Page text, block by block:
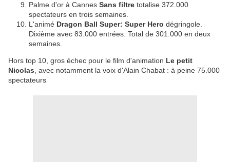
Palme d'or à Cannes Sans filtre totalise 372.000
spectateurs en trois semaines.
L'animé Dragon Ball Super: Super Hero dégringole.
Dixième avec 83.000 entrées. Total de 301.000 en deux
semaines.
Hors top 10, gros échec pour le film d'animation Le petit
Nicolas , avec notamment la voix d'Alain Chabat : à peine 75.000
spectateurs